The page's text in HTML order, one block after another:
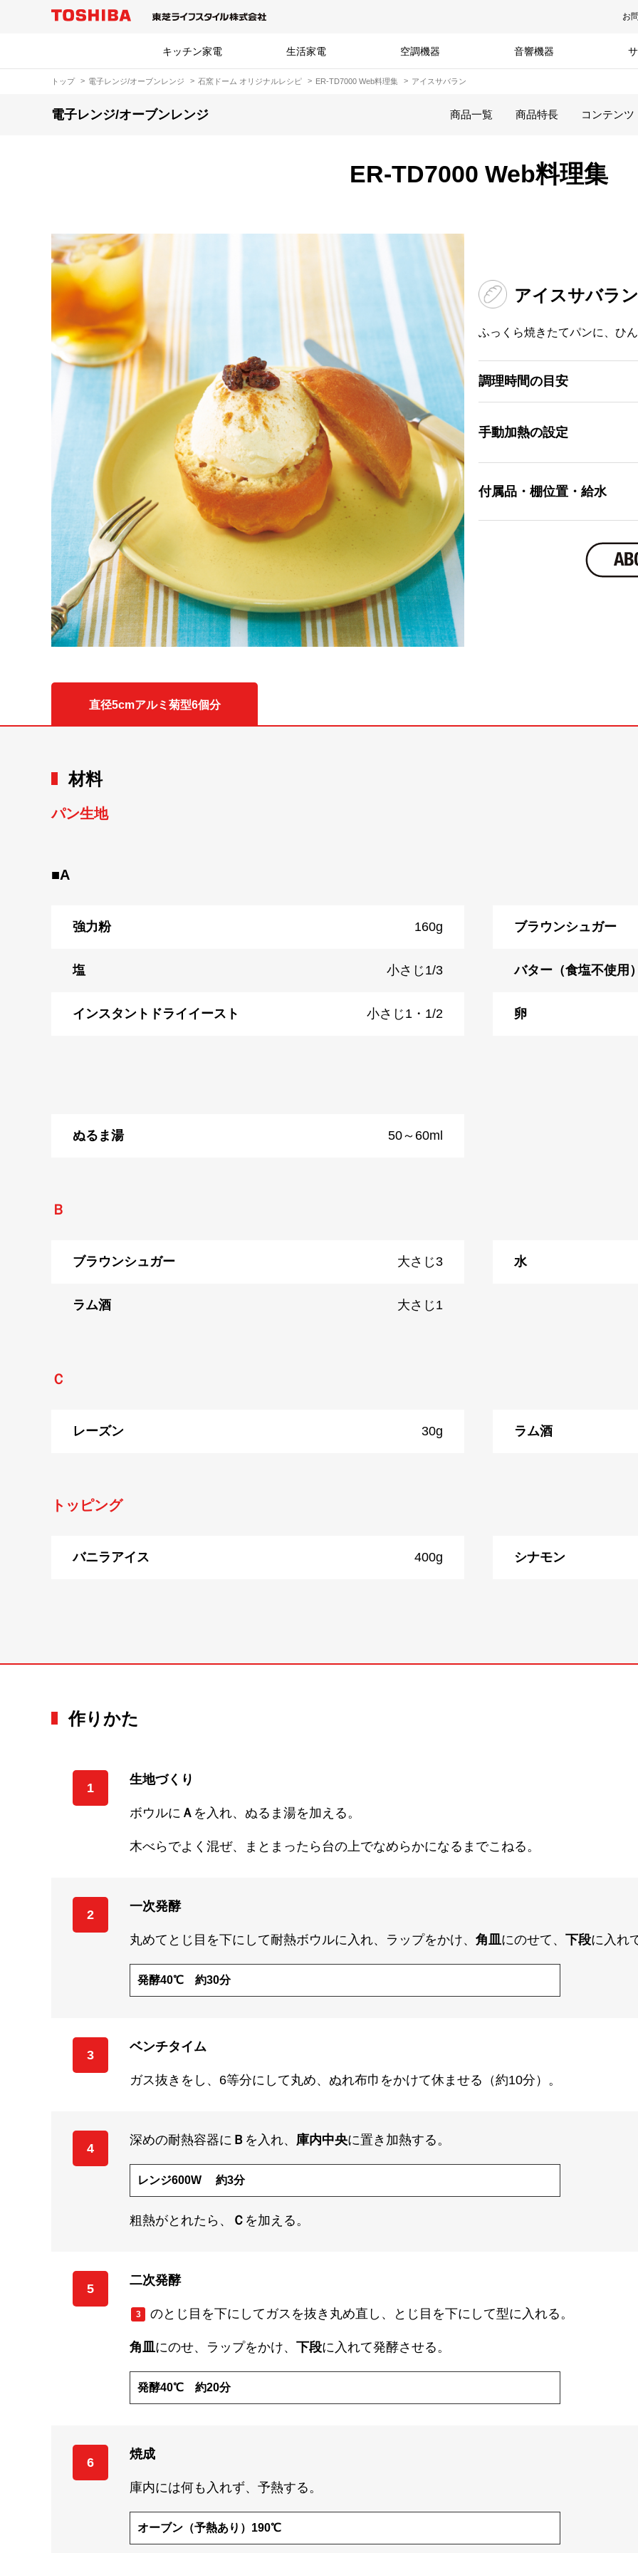
お
キッチン家電 生活家電 空調機器 音響機器
トップ 電子レンジ/オーブンレンジ 石窯ドーム オリジナルレシピ ER-TD7000 Web料理集 アイスサバラン
電子レンジ/オーブンレンジ 商品一覧 商品特長 コンテンツ
ER-TD7000 Web料理集
アイスサバラン
ふっくら焼きたてパンに、ひ
調理時間の目安
手動加熱の設定
付属品・棚位置・給水
直径5cmアルミ菊型6個分
材料
パン生地
■A
強力粉 160g ブラウンシュガー
塩 小さじ1/3 バター（食塩不使用
インスタントドライイースト 小さじ1・1/2 卵
ぬるま湯 50～60ml
Ｂ
ブラウンシュガー 大さじ3 水
ラム酒 大さじ1
Ｃ
レーズン 30g ラム酒
トッピング
バニラアイス 400g シナモン
作りかた
1
生地づくり
ボウルに Ａ を入れ、ぬるま湯を加える。
木べらでよく混ぜ、まとまったら台の上でなめらかになるまでこねる。
2
一次発酵
丸めてとじ目を下にして耐熱ボウルに入れ、ラップをかけ、 角皿にのせて、 下段に入れ
発酵40℃ 約30分
3
ベンチタイム
ガス抜きをし、6等分にして丸め、ぬれ布巾をかけて休ませる（約10分）。
4
深めの耐熱容器に Ｂ を入れ、 庫内中央に置き加熱する。
レンジ600W 約3分
粗熱がとれたら、 Ｃ を加える。
5
二次発酵
3 のとじ目を下にしてガスを抜き丸め直し、とじ目を下にして型に入れる。
角皿にのせ、ラップをかけ、 下段に入れて発酵させる。
発酵40℃ 約20分
6
焼成
庫内には何も入れず、予熱する。
オーブン（予熱あり）190℃